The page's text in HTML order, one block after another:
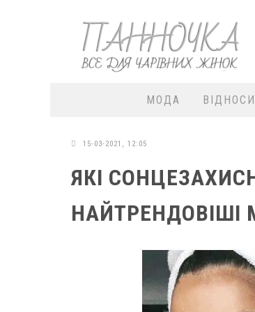
МОДА
15-03-2021, 12:05
ЯКІ
НАЙТРЕНДОВІШІ